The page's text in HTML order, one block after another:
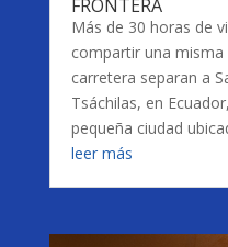
FRONTERA
Más de 30 horas de
compartir una
carretera separan a
Tsáchilas, en
pequeña ciudad
leer más